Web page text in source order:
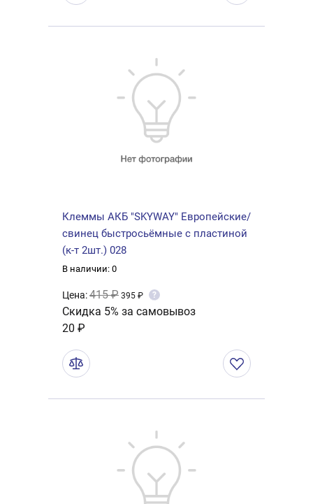
Клеммы АКБ "SKYWAY" Европейские/
свинец быстросьёмные с пластиной
(к-т 2шт.) 028
В наличии: 0
Цена:415 ₽ 395 ₽ ?
Скидка 5% за самовывоз
20 ₽